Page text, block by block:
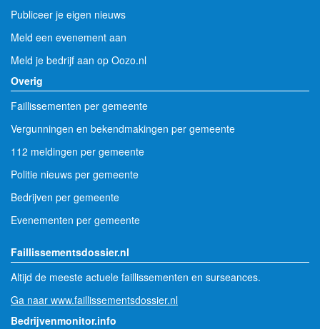
Publiceer je eigen nieuws
Meld een evenement aan
Meld je bedrijf aan op Oozo.nl
Overig
Faillissementen per gemeente
Vergunningen en bekendmakingen per gemeente
112 meldingen per gemeente
Politie nieuws per gemeente
Bedrijven per gemeente
Evenementen per gemeente
Faillissementsdossier.nl
Altijd de meeste actuele faillissementen en surseances.
Ga naar www.faillissementsdossier.nl
Bedrijvenmonitor.info